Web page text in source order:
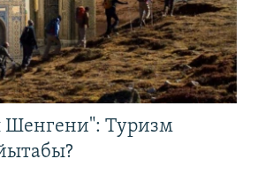
Шенгени": Туризм